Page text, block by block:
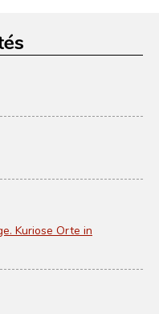
Kuriose Orte in